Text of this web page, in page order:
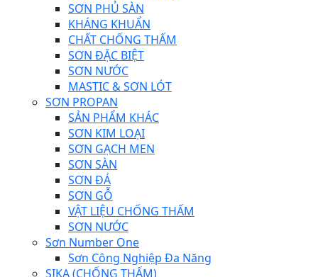
SƠN PHỦ SÀN
KHÁNG KHUẨN
CHẤT CHỐNG THẤM
SƠN ĐẶC BIỆT
SƠN NƯỚC
MASTIC & SƠN LÓT
SƠN PROPAN
SẢN PHẨM KHÁC
SƠN KIM LOẠI
SƠN GẠCH MEN
SƠN SÀN
SƠN ĐÁ
SƠN GỖ
VẬT LIỆU CHỐNG THẤM
SƠN NƯỚC
Sơn Number One
Sơn Công Nghiệp Đa Năng
SIKA (CHỐNG THẤM)